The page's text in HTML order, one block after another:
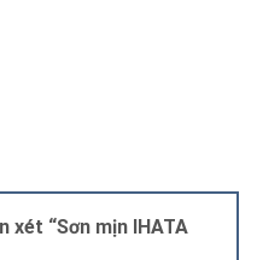
xét “Sơn mịn IHATA